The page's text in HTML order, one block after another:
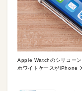
Apple Watchのシリコーン
ホワイトケースがiPhone